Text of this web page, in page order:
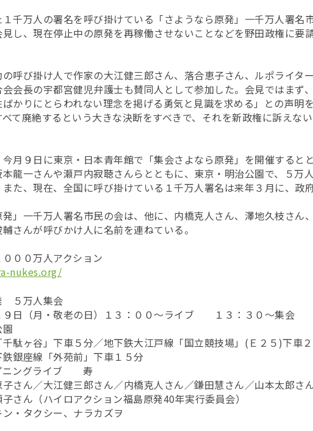
千万人の署名を呼び掛けている「さようなら原発」一千万人署名
見し、現在停止中の原発を再稼働させないことなどを野田政権に要
呼び掛け人で作家の大江健三郎さん、落合恵子さん、ルポライタ
会長の宇都宮健児弁護士も賛同人として参加した。会見ではまず
かりにとらわれない理念を掲げる勇気と見識を求める」との声明
て廃絶するという大きな決断をすべきで、それを新政権に訴えな
月９日に東京・日本青年館で「集会さよなら原発」を開催すると
龍一さんや瀬戸内寂聴さんらとともに、東京・明治公園で、５万
た、現在、全国に呼び掛けている１千万人署名は来年３月に、政
発」一千万人署名市民の会は、他に、内橋克人さん、澤地久枝さん
さんが呼びかけ人に名前を連ねている。
００万人アクション
nukes.org/
５万人集会
日（月・敬老の日）１３：００～ライブ １３：３０～集会
駄ヶ谷」下車５分／地下鉄大江戸線「国立競技場」(Ｅ２５)下車
「外苑前」下車１５分
ニングライブ 寿
さん／大江健三郎さん／内橋克人さん／鎌田慧さん／山本太郎さ
（ハイロアクション福島原発40年実行委員会）
・タクシー、ナラカズヲ